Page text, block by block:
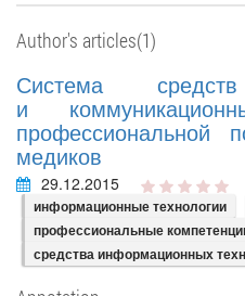
Author's articles(1)
Система
и
профессиональной
медиков
29.12.2015
информационные технологии
профессиональные
средства информационных